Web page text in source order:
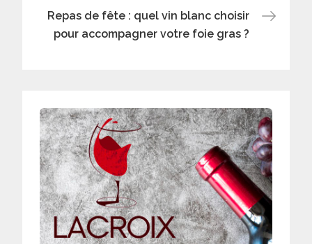
l’article
Repas de fête : quel vin blanc choisir
pour accompagner votre foie gras ?